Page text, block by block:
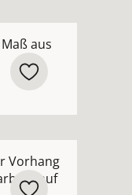
aus
Vorhang